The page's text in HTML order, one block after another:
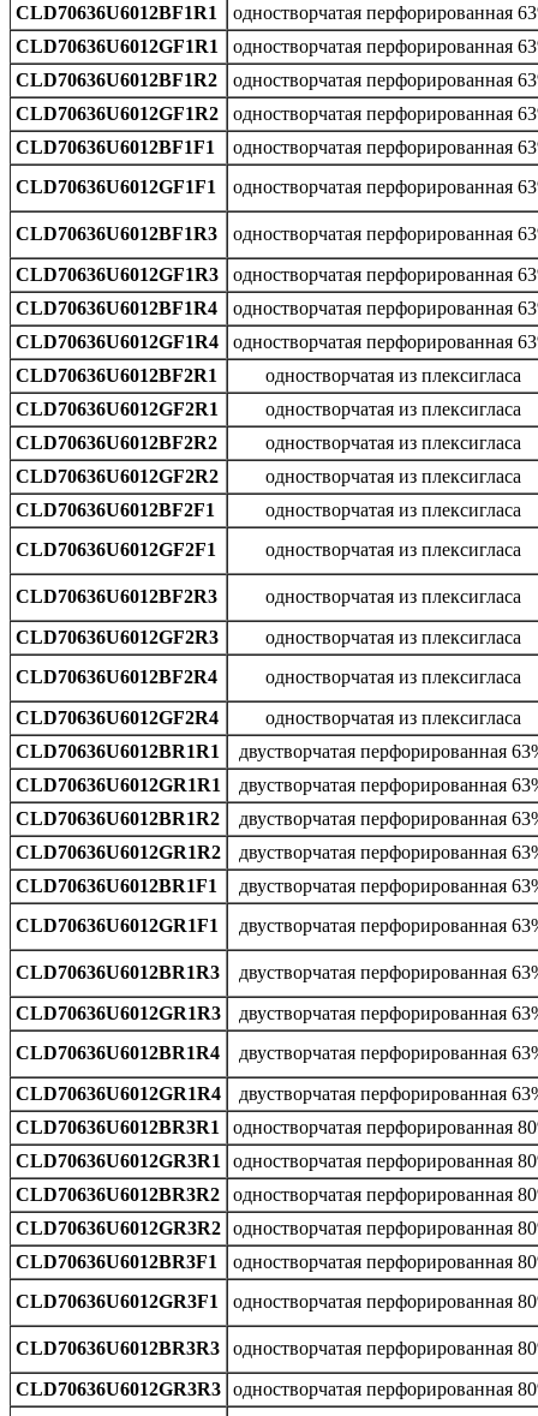
CLD70636U6012BF1R1
одностворчатая перфорированная
CLD70636U6012GF1R1
одностворчатая перфорированная
CLD70636U6012BF1R2
одностворчатая перфорированная
CLD70636U6012GF1R2
одностворчатая перфорированная
CLD70636U6012BF1F1
одностворчатая перфорированная
CLD70636U6012GF1F1
одностворчатая перфорированная
CLD70636U6012BF1R3
одностворчатая перфорированная
CLD70636U6012GF1R3
одностворчатая перфорированная
CLD70636U6012BF1R4
одностворчатая перфорированная
CLD70636U6012GF1R4
одностворчатая перфорированная
CLD70636U6012BF2R1
одностворчатая из плексигласа
CLD70636U6012GF2R1
одностворчатая из плексигласа
CLD70636U6012BF2R2
одностворчатая из плексигласа
CLD70636U6012GF2R2
одностворчатая из плексигласа
CLD70636U6012BF2F1
одностворчатая из плексигласа
CLD70636U6012GF2F1
одностворчатая из плексигласа
CLD70636U6012BF2R3
одностворчатая из плексигласа
CLD70636U6012GF2R3
одностворчатая из плексигласа
CLD70636U6012BF2R4
одностворчатая из плексигласа
CLD70636U6012GF2R4
одностворчатая из плексигласа
CLD70636U6012BR1R1
двустворчатая перфорированная
CLD70636U6012GR1R1
двустворчатая перфорированная
CLD70636U6012BR1R2
двустворчатая перфорированная
CLD70636U6012GR1R2
двустворчатая перфорированная
CLD70636U6012BR1F1
двустворчатая перфорированная
CLD70636U6012GR1F1
двустворчатая перфорированная
CLD70636U6012BR1R3
двустворчатая перфорированная
CLD70636U6012GR1R3
двустворчатая перфорированная
CLD70636U6012BR1R4
двустворчатая перфорированная
CLD70636U6012GR1R4
двустворчатая перфорированная
CLD70636U6012BR3R1
одностворчатая перфорированная
CLD70636U6012GR3R1
одностворчатая перфорированная
CLD70636U6012BR3R2
одностворчатая перфорированная
CLD70636U6012GR3R2 одностворчатая перфорированная
CLD70636U6012BR3F1
одностворчатая перфорированная
CLD70636U6012GR3F1
одностворчатая перфорированная
CLD70636U6012BR3R3
одностворчатая перфорированная
CLD70636U6012GR3R3 одностворчатая перфорированная